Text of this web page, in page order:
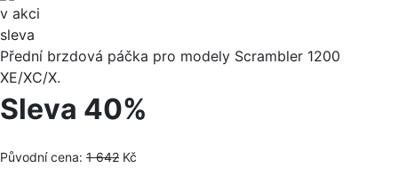
v akci
sleva
Přední brzdová páčka pro modely Scrambler 1200
XE/XC/X.
Sleva 40%
Původní cena: 1 642 Kč